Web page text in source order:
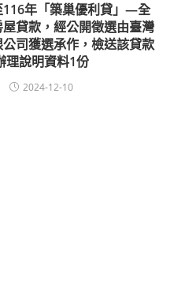
116年「築巢優利貸」—全
貸款，經公開徵選由臺灣
司獲選承作，檢送該貸款
理說明資料1份
2024-12-10